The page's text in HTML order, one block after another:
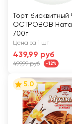
Торт бисквитный
ОСТРОВОВ
700г
Цена за 1 шт
439,99 руб
499,99 руб -12%
5.0